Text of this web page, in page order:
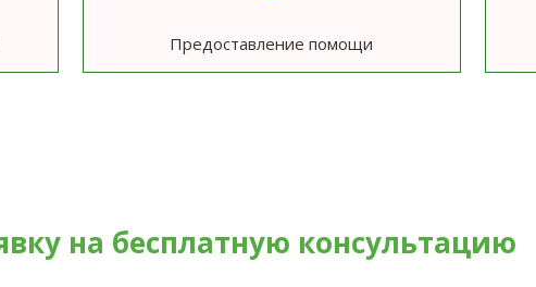
Предоставление помощи
на бесплатную консультацию